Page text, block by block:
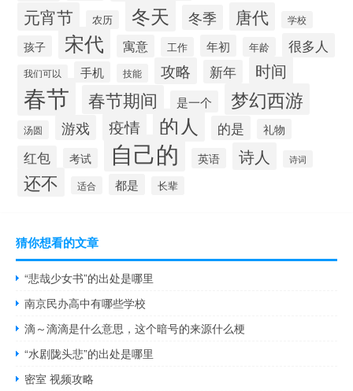
元宵节 农历 冬天 冬季 唐代 学校
孩子 宋代 寓意 工作 年初 年龄 很多人
我们可以 手机 技能 攻略 新年 时间
春节 春节期间 是一个 梦幻西游
汤圆 游戏 疫情 的人 的是 礼物
红包 考试 自己的 英语 诗人 诗词
还不 适合 都是 长辈
猜你想看的文章
“悲哉少女书”的出处是哪里
南京民办高中有哪些学校
滴～滴滴是什么意思，这个暗号的来源什么梗
“水剧陇头悲”的出处是哪里
密室 视频攻略